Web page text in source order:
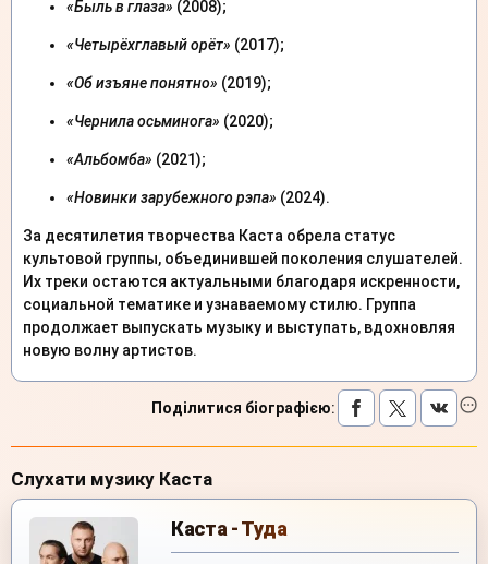
«Быль в глаза» (2008);
«Четырёхглавый орёт» (2017);
«Об изъяне понятно» (2019);
«Чернила осьминога» (2020);
«Альбомба» (2021);
«Новинки зарубежного рэпа» (2024).
За десятилетия творчества Каста обрела статус
культовой группы, объединившей поколения слушателей.
Их треки остаются актуальными благодаря искренности,
социальной тематике и узнаваемому стилю. Группа
продолжает выпускать музыку и выступать, вдохновляя
новую волну артистов.
Поділитися біографією:
Слухати музику Каста
Каста - Туда